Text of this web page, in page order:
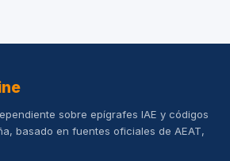
sobre epígrafes IAE y códigos
basado en fuentes oficiales de AEAT,